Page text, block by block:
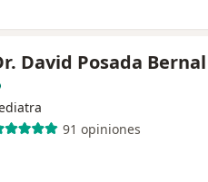
David Posada Bernal
91 opiniones